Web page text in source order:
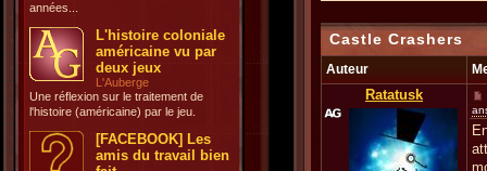
années...
L'histoire coloniale
américaine vu par
deux jeux
L'Auberge
Une réflexion sur le traitement de
l'histoire (américaine) par le jeu.
[FACEBOOK] Les
amis du travail bien
Castle Crashers
Auteur
Ratatusk